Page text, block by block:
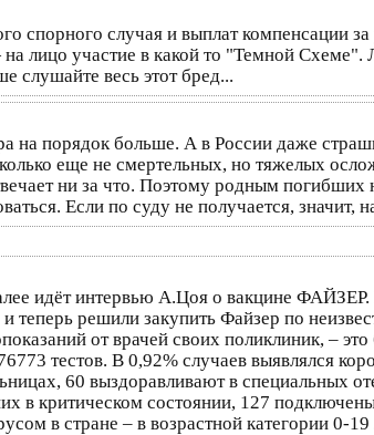
спорного случая и выплат компенсации
участие в какой то "Темной
слушайте весь этот бред...
на порядок больше. А в России даже
еще не смертельных, но тяжелых
ни за что. Поэтому родным погибших
Если по суду не получается, значит,
идёт интервью А.Цоя о вакцине
теперь решили закупить Файзер по
от врачей своих поликлиник, –
тестов. В 0,92% случаев выявлялся
60 выздоравливают в специальных
в критическом состоянии, 127
в стране – в возрастной категории 0-